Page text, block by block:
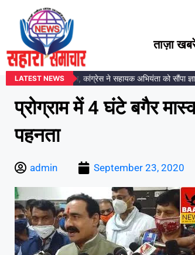
ताज़ा
LATEST NEWS
मीटर लगाने का विरोध, कांग्रेस ने सहायक अभियंता को सौंपा ज्ञापन
प्रोग्राम में 4 घंटे बगैर
पहनता
admin September 23, 2020